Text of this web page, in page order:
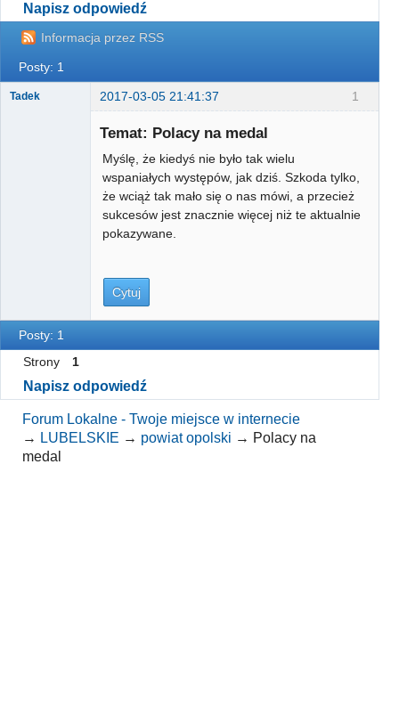
Napisz odpowiedź
Informacja przez RSS
Posty: 1
1
Tadek 2017-03-05 21:41:37
Temat: Polacy na medal
Myślę, że kiedyś nie było tak wielu
wspaniałych występów, jak dziś. Szkoda tylko,
że wciąż tak mało się o nas mówi, a przecież
sukcesów jest znacznie więcej niż te aktualnie
pokazywane.
Cytuj
Posty: 1
Strony
1
Napisz odpowiedź
Forum Lokalne - Twoje miejsce w internecie
→ LUBELSKIE → powiat opolski → Polacy na
medal